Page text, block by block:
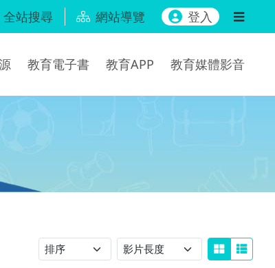
全站搜尋 網站導覽 登入
教育電子書 教育APP 教育媒體影音
排序 影片長度